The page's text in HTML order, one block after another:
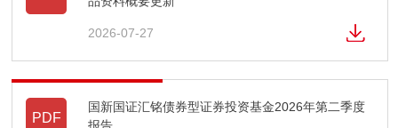
2026-07-27
PDF
国新国证汇铭债券型证券投资基金2026年第二季度